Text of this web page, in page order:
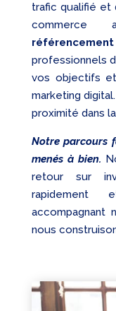
trafic qualifié et
commerce
professionnels
vos objectifs
marketing digital.
proximité dans
Notre parcours
menés à bien.
retour sur
rapidement
accompagnant
nous